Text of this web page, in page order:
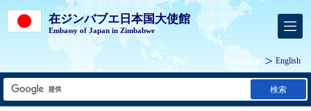
在ジンバブエ日本国大使館
Embassy of Japan in Zimbabwe
English
検索